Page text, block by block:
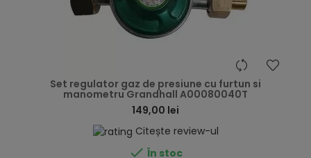
Set regulator gaz de presiune cu furtun si
manometru Grandhall A00080040T
149,00 lei
Citește review-ul
 În stoc